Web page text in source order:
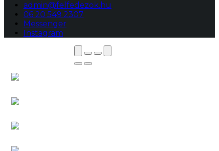
admin@felfedezok.hu
06 20 549 2307
Messenger
Instagram